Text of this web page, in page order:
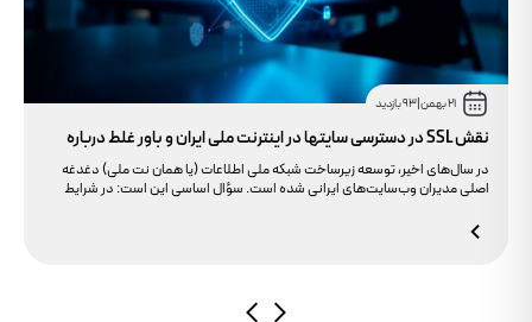
21 بهمن 93 بازدید
نقش SSL در دسترسی سایتها در اینترنت ملی ایران و باور غلط درباره
دامنه های IR
در سال‌های اخیر، توسعه زیرساخت شبکه ملی اطلاعات (یا همان نت ملی) دغدغه
اصلی مدیران وب‌سایت‌های ایرانی شده است. سؤال اساسی این است: در شرایط